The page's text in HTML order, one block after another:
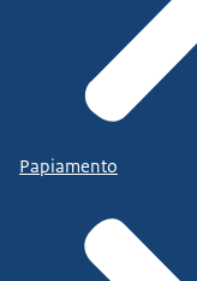
Papiamento